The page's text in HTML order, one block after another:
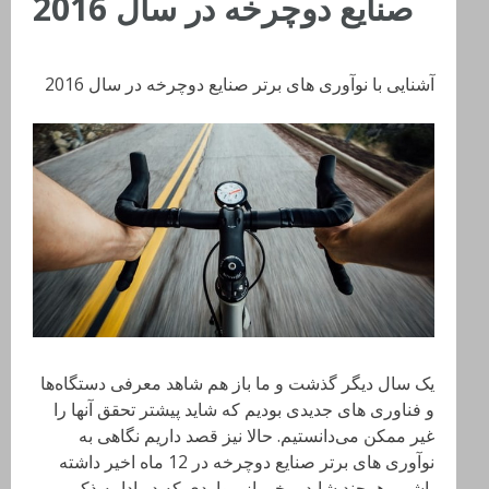
آشنایی با نوآوری های برتر صنایع دوچرخه در سال 2016
یک سال دیگر گذشت و ما باز هم شاهد معرفی دستگاه‌ها
و فناوری های جدیدی بودیم که شاید پیشتر تحقق آنها را
غیر ممکن می‌دانستیم. حالا نیز قصد داریم نگاهی به
نوآوری های برتر صنایع دوچرخه در 12 ماه اخیر داشته